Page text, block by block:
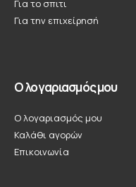
Για το σπιτι
Για την επιχείρησή
Ο λογαριασμός μου
Ο λογαριασμός μου
Καλάθι αγορών
Επικοινωνία